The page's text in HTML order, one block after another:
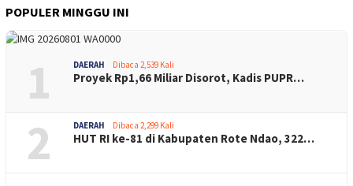
POPULER MINGGU INI
1 DAERAH Dibaca 2,539 Kali
Proyek Rp1,66 Miliar Disorot, Kadis PUPR…
2 DAERAH Dibaca 2,299 Kali
HUT RI ke-81 di Kabupaten Rote Ndao, 322…